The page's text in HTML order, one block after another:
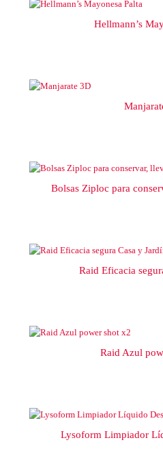
Hellmann’s
Bolsas Ziploc para
Raid Eficacia
Raid Azul
Lysoform Limpiador